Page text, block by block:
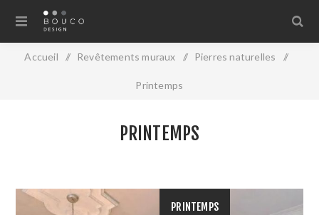
Accueil / Revêtements muraux / Pierres naturelles /
Printemps
PRINTEMPS
PRINTEMPS